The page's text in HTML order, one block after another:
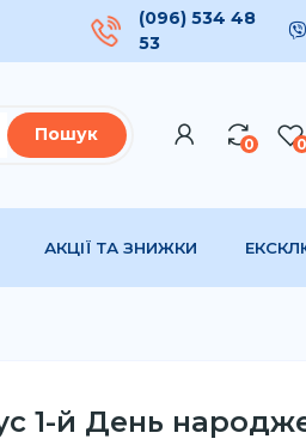
(096) 534 48
53
Пошук 0 0
АКЦІЇ ТА ЗНИЖКИ
1-й День